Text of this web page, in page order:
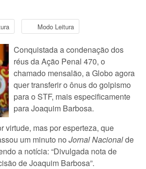
Modo Leitura
Conquistada a condenação dos
réus da Ação Penal 470, o
chamado mensalão, a Globo agora
quer transferir o ônus do golpismo
para o STF, mais especificamente
para Joaquim Barbosa.
virtude, mas por esperteza, que
um minuto no Jornal Nacionalde
a notícia: “Divulgada nota de
de Joaquim Barbosa”.